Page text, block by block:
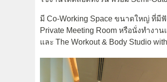
มี Co-Working Space ขนาดใหญ่ ที่มี
Private Meeting Room หรือนั่งทำงา
และ The Workout & Body Studio